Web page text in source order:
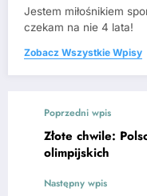
Jestem miłośnikiem
czekam na nie 4 lata!
Zobacz Wszystkie Wpisy
Poprzedni wpis
Złote chwile:
olimpijskich
Następny wpis